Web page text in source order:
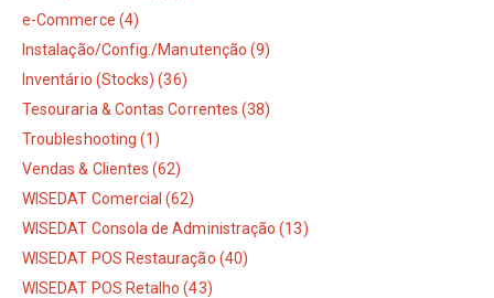
e-Commerce (4)
Instalação/Config./Manutenção (9)
Inventário (Stocks) (36)
Tesouraria & Contas Correntes (38)
Troubleshooting (1)
Vendas & Clientes (62)
WISEDAT Comercial (62)
WISEDAT Consola de Administração (13)
WISEDAT POS Restauração (40)
WISEDAT POS Retalho (43)